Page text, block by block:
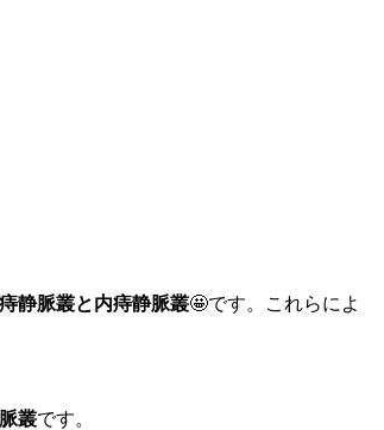
静脈叢と内痔静脈叢🤩です。これらによ
叢です。